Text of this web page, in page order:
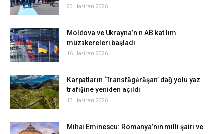
20 Haziran 2026
Moldova ve Ukrayna’nın AB katılım
müzakereleri başladı
16 Haziran 2026
Karpatların ‘Transfăgărăşan’ dağ yolu yaz
trafiğine yeniden açıldı
13 Haziran 2026
Mihai Eminescu: Romanya’nın milli şairi ve